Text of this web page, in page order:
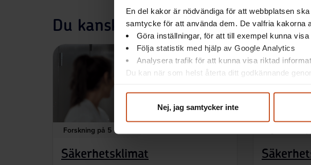
En del kakor är nödvändiga för att webbplatsen
samtycke för att använda dem. De valfria kakorna
Göra inställningar, för att till exempel kunna
Följa statistik med hjälp av Google Analytics
Analysera trafik för att kunna visa riktad
Du kan när som helst återta ditt godkännande
Nej, jag samtycker inte
Du kanske också är intresserad av
Forskning på 5
Säkerhetsklimat